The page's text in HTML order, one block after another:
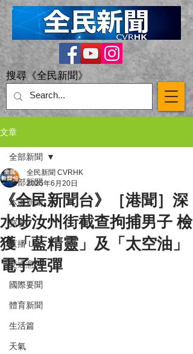
搜尋《全民新聞》
文章
全部新聞
本港新聞
突發
直播 Live
交通意外
國際要聞
體育新聞
生活篇
天氣
全部新聞
《全民新聞台》［港聞］深
水埗汝州街截查拘捕男子 檢
獲「藍精靈」及「太空油」
電子煙彈
全民新聞 CVRHK
2025年6月20日